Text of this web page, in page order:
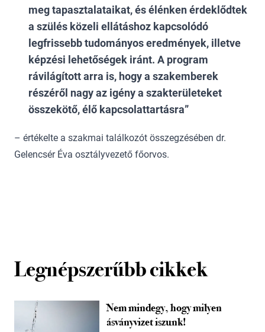
meg tapasztalataikat, és élénken érdeklődtek
a szülés közeli ellátáshoz kapcsolódó
legfrissebb tudományos eredmények, illetve
képzési lehetőségek iránt. A program
rávilágított arra is, hogy a szakemberek
részéről nagy az igény a szakterületeket
összekötő, élő kapcsolattartásra
– értékelte a szakmai találkozót összegzésében dr.
Gelencsér Éva osztályvezető főorvos.
Legnépszerűbb cikkek
Nem mindegy, hogy milyen
ásványvizet iszunk!